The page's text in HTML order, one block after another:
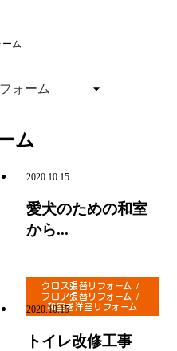
ーム
ム
2020.10.15
愛犬のための和室
から...
クロス張替リフォーム
フロア張替リフォーム
和室を洋室リフォーム
2020.10.15
トイレ改修工事